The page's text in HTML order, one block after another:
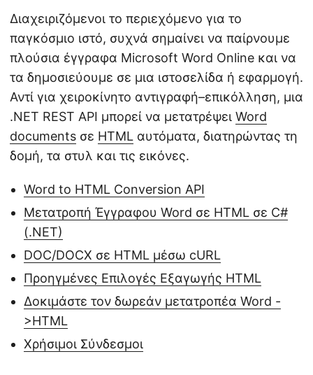
Διαχειριζόμενοι το περιεχόμενο για το
παγκόσμιο ιστό, συχνά σημαίνει να παίρνουμε
πλούσια έγγραφα Microsoft Word Online και να
τα δημοσιεύουμε σε μια ιστοσελίδα ή εφαρμογή.
Αντί για χειροκίνητο αντιγραφή–επικόλληση, μια
.NET REST API μπορεί να μετατρέψει Word
documents σε HTML αυτόματα, διατηρώντας τη
δομή, τα στυλ και τις εικόνες.
Word to HTML Conversion API
Μετατροπή Έγγραφου Word σε HTML σε C#
(.NET)
DOC/DOCX σε HTML μέσω cURL
Προηγμένες Επιλογές Εξαγωγής HTML
Δοκιμάστε τον δωρεάν μετατροπέα Word -
>HTML
Χρήσιμοι Σύνδεσμοι